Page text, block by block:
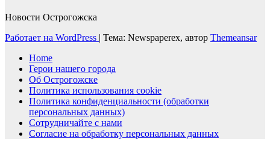
Новости Острогожска
Работает на WordPress | Тема: Newspaperex, автор Themeansar
Home
Герои нашего города
Об Острогожске
Политика использования cookie
Политика конфиденциальности (обработки
персональных данных)
Сотрудничайте с нами
Согласие на обработку персональных данных